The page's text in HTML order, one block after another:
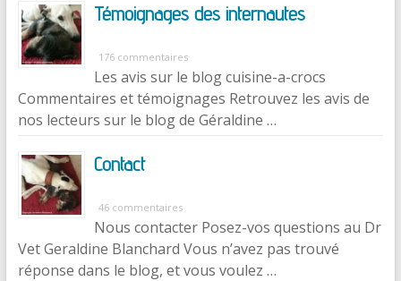
Témoignages des internautes
176 commentaires
Les avis sur le blog cuisine-a-crocs
Commentaires et témoignages Retrouvez les avis de
nos lecteurs sur le blog de Géraldine …
Contact
46 commentaires
Nous contacter Posez-vos questions au Dr
Vet Geraldine Blanchard Vous n’avez pas trouvé
réponse dans le blog, et vous voulez …